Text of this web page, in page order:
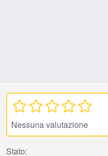
Nessuna valutazione
Stato: